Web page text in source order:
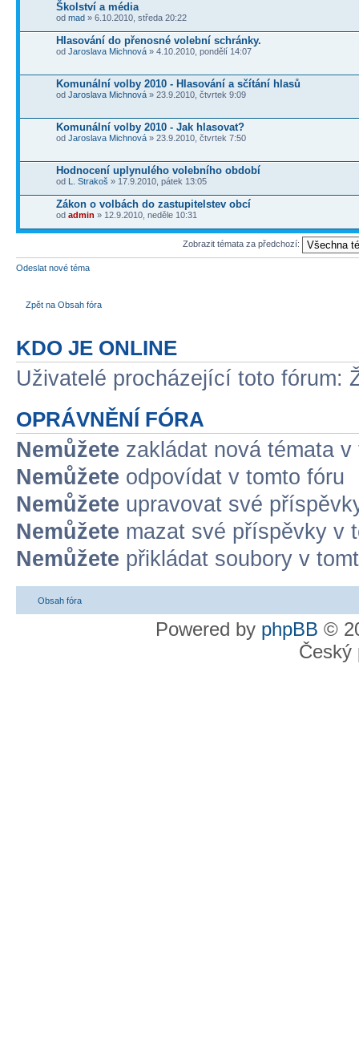
Školství a média
od mad » 6.10.2010, středa 20:22
Hlasování do přenosné volební schránky.
od Jaroslava Michnová » 4.10.2010, pondělí 14:07
Komunální volby 2010 - Hlasování a sčítání hlasů
od Jaroslava Michnová » 23.9.2010, čtvrtek 9:09
Komunální volby 2010 - Jak hlasovat?
od Jaroslava Michnová » 23.9.2010, čtvrtek 7:50
Hodnocení uplynulého volebního období
od L. Strakoš » 17.9.2010, pátek 13:05
Zákon o volbách do zastupitelstev obcí
od admin » 12.9.2010, neděle 10:31
Zobrazit témata za předchozí:
Odeslat nové téma
Zpět na Obsah fóra
KDO JE ONLINE
Uživatelé procházející toto fórum:
OPRÁVNĚNÍ FÓRA
Nemůžete zakládat nová témata v
Nemůžete odpovídat v tomto fóru
Nemůžete upravovat své
Nemůžete mazat své příspěvky v
Nemůžete přikládat soubory v
Obsah fóra
Powered by phpBB ©